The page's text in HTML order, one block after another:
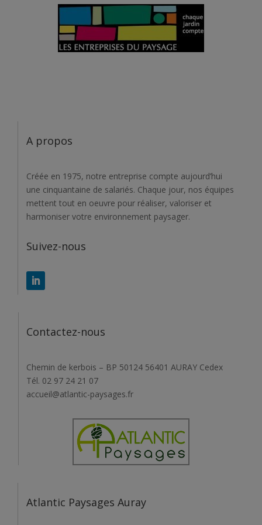
A propos
Créée en 1975, notre entreprise compte aujourd’hui
une cinquantaine de salariés. Chaque jour, nos équipes
mettent tout en oeuvre pour réaliser, valoriser et
harmoniser votre environnement paysager.
Suivez-nous
Contactez-nous
Chemin de kerbois – BP 50124 56401 AURAY Cedex
Tél. 02 97 24 21 07
accueil@atlantic-paysages.fr
Atlantic Paysages Auray